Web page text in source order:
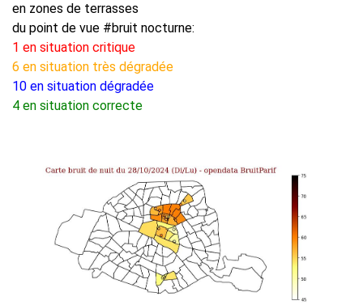
en zones de terrasses
du point de vue #bruit nocturne:
1 en situation critique
6 en situation très dégradée
10 en situation dégradée
4 en situation correcte